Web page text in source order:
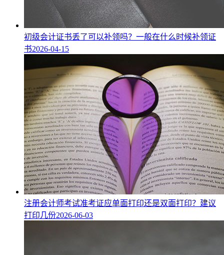
初级会计证书丢了可以补领吗？一般在什么时候补领证
书2026-04-15
注册会计师考试准考证应单面打印还是双面打印？建议
打印几份2026-06-03